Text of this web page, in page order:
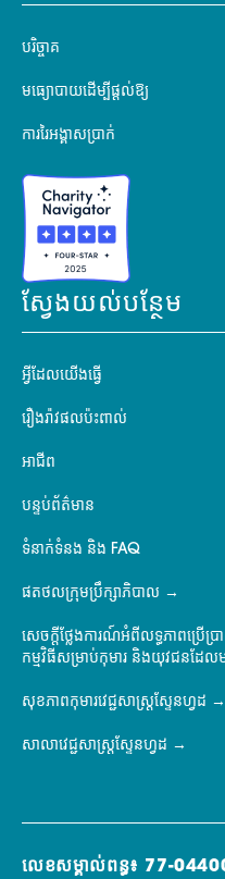
បរិច្ចាគ
មធ្យោបាយដើម្បីផ្តល់ឱ្យ
ការរៃអង្គាសប្រាក់
ស្វែងយល់បន្ថែម
អ្វីដែលយើងធ្វើ
រឿងរ៉ាវផលប៉ះពាល់
អាជីព
បន្ទប់ព័ត៌មាន
ទំនាក់ទំនង និង FAQ
ផតថលក្រុមប្រឹក្សាភិបាល
សេចក្តីថ្លែងការណ៍អំពីលទ្ធភាពប្រើប្រ
កម្មវិធីសម្រាប់កុមារ និងយុវជនដែល
សុខភាពកុមារវេជ្ជសាស្ត្រស្ទែនហ្វដ
សាលាវេជ្ជសាស្ត្រស្ទែនហ្វដ
លេខសម្គាល់ពន្ធ៖ 77-